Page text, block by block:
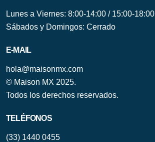
Lunes a Viernes: 8:00-14:00 / 15:00-18:00
Sábados y Domingos: Cerrado
E-MAIL
hola@maisonmx.com
© Maison MX 2025.
Todos los derechos reservados.
TELÉFONOS
(33) 1440 0455